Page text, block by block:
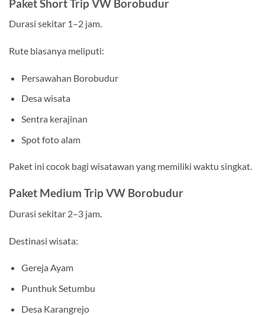
Paket Short Trip VW Borobudur
Durasi sekitar 1–2 jam.
Rute biasanya meliputi:
Persawahan Borobudur
Desa wisata
Sentra kerajinan
Spot foto alam
Paket ini cocok bagi wisatawan yang memiliki waktu singkat.
Paket Medium Trip VW Borobudur
Durasi sekitar 2–3 jam.
Destinasi wisata:
Gereja Ayam
Punthuk Setumbu
Desa Karangrejo